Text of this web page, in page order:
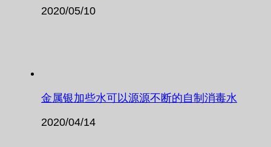
2020/05/10
金属银加些水可以源源不断的自制消毒水
2020/04/14